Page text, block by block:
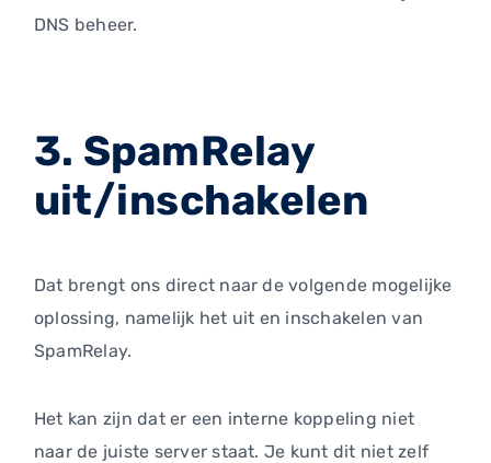
DNS beheer.
3. SpamRelay
uit/inschakelen
Dat brengt ons direct naar de volgende mogelijke
oplossing, namelijk het uit en inschakelen van
SpamRelay.
Het kan zijn dat er een interne koppeling niet
naar de juiste server staat. Je kunt dit niet zelf